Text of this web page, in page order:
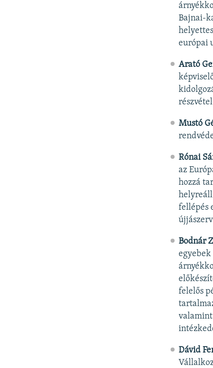
Bajnai-
európai
Arató
Mustó
Rónai
az
hozzá
fellépés
Bodnár
felelős
valamint
Dávid